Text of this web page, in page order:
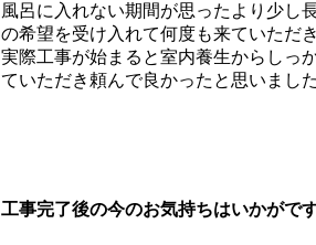
風呂に入れない期間が思ったより少
の希望を受け入れて何度も来ていただ
実際工事が始まると室内養生からし
ていただき頼んで良かったと思いました
工事完了後の今のお気持ちはいかがで